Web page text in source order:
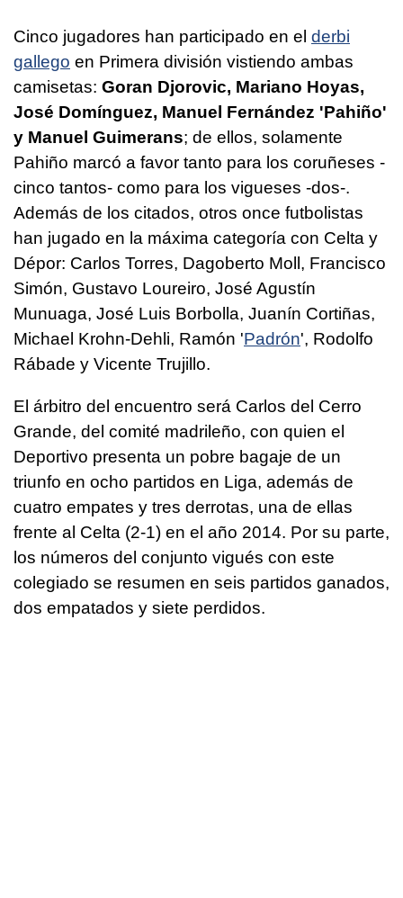
Cinco jugadores han participado en el derbi
gallego en Primera división vistiendo ambas
camisetas: Goran Djorovic, Mariano Hoyas,
José Domínguez, Manuel Fernández 'Pahiño'
y Manuel Guimerans; de ellos, solamente
Pahiño marcó a favor tanto para los coruñeses -
cinco tantos- como para los vigueses -dos-.
Además de los citados, otros once futbolistas
han jugado en la máxima categoría con Celta y
Dépor: Carlos Torres, Dagoberto Moll, Francisco
Simón, Gustavo Loureiro, José Agustín
Munuaga, José Luis Borbolla, Juanín Cortiñas,
Michael Krohn-Dehli, Ramón 'Padrón', Rodolfo
Rábade y Vicente Trujillo.
El árbitro del encuentro será Carlos del Cerro
Grande, del comité madrileño, con quien el
Deportivo presenta un pobre bagaje de un
triunfo en ocho partidos en Liga, además de
cuatro empates y tres derrotas, una de ellas
frente al Celta (2-1) en el año 2014. Por su parte,
los números del conjunto vigués con este
colegiado se resumen en seis partidos ganados,
dos empatados y siete perdidos.